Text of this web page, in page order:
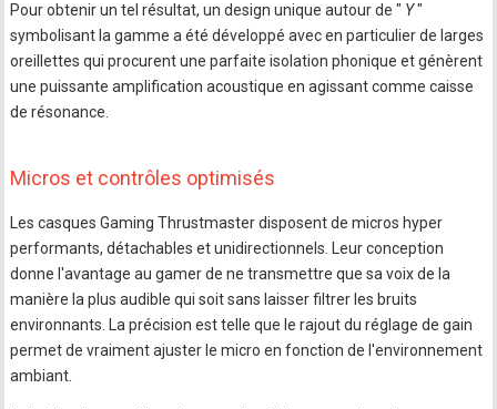
Pour obtenir un tel résultat, un design unique autour de " Y"
symbolisant la gamme a été développé avec en particulier de larges
oreillettes qui procurent une parfaite isolation phonique et génèrent
une puissante amplification acoustique en agissant comme caisse
de résonance.
Micros et contrôles optimisés
Les casques Gaming Thrustmaster disposent de micros hyper
performants, détachables et unidirectionnels. Leur conception
donne l'avantage au gamer de ne transmettre que sa voix de la
manière la plus audible qui soit sans laisser filtrer les bruits
environnants. La précision est telle que le rajout du réglage de gain
permet de vraiment ajuster le micro en fonction de l'environnement
ambiant.